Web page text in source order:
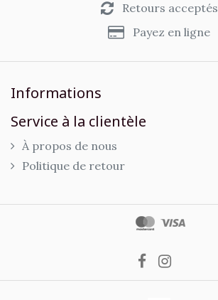
Retours acceptés
Payez en ligne
Informations
Service à la clientèle
À propos de nous
Politique de retour